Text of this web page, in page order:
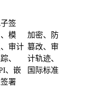
签
模
审计
、
、嵌
署
加密、防
篡改、审
计轨迹、
国际标准